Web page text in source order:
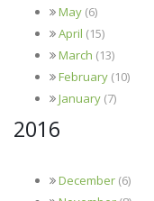
May (6)
April (15)
March (13)
February (10)
January (7)
2016
December (6)